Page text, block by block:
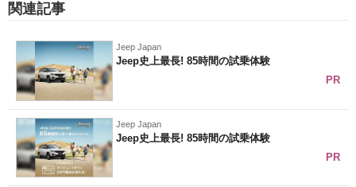
関連記事
Jeep Japan
Jeep史上最長! 85時間の試乗体験
PR
Jeep Japan
Jeep史上最長! 85時間の試乗体験
PR